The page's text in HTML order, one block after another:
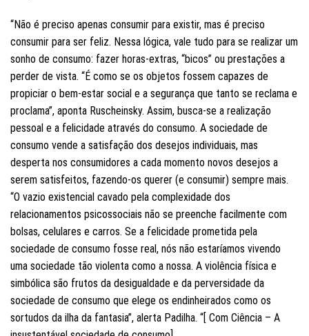
“Não é preciso apenas consumir para existir, mas é preciso
consumir para ser feliz. Nessa lógica, vale tudo para se realizar um
sonho de consumo: fazer horas-extras, “bicos” ou prestações a
perder de vista. “É como se os objetos fossem capazes de
propiciar o bem-estar social e a segurança que tanto se reclama e
proclama”, aponta Ruscheinsky. Assim, busca-se a realização
pessoal e a felicidade através do consumo. A sociedade de
consumo vende a satisfação dos desejos individuais, mas
desperta nos consumidores a cada momento novos desejos a
serem satisfeitos, fazendo-os querer (e consumir) sempre mais.
“O vazio existencial cavado pela complexidade dos
relacionamentos psicossociais não se preenche facilmente com
bolsas, celulares e carros. Se a felicidade prometida pela
sociedade de consumo fosse real, nós não estaríamos vivendo
uma sociedade tão violenta como a nossa. A violência física e
simbólica são frutos da desigualdade e da perversidade da
sociedade de consumo que elege os endinheirados como os
sortudos da ilha da fantasia”, alerta Padilha. “[ Com Ciência – A